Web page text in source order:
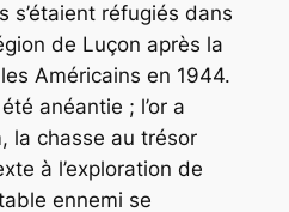
s’étaient réfugiés dans
de Luçon après la
Américains en 1944.
anéantie ; l’or a
la chasse au trésor
à l’exploration de
ennemi se